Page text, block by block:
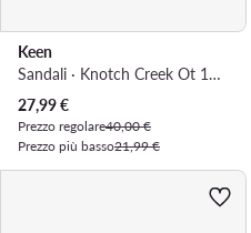
Keen
Sandali · Knotch Creek Ot 1027225 · Grigio
Prezzo attuale
27,99€
Prezzo regolare40,00 €
Prezzo più basso21,99 €